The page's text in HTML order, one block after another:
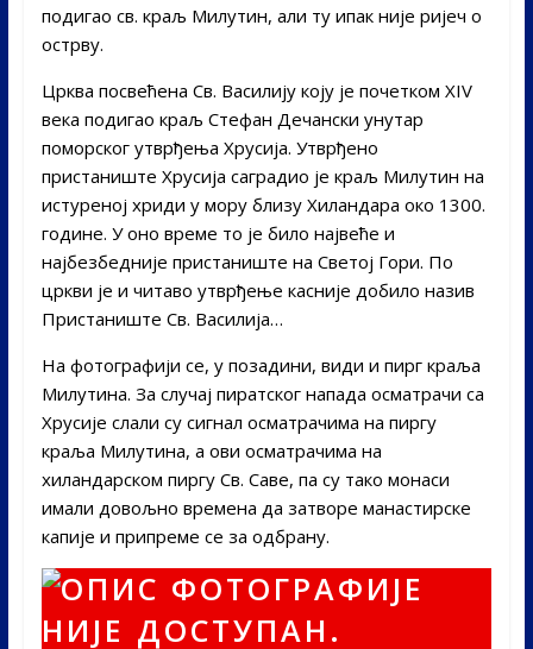
подигао св. краљ Милутин, али ту ипак није ријеч о
острву.
Црква посвећена Св. Василију коју је почетком XIV
века подигао краљ Стефан Дечански унутар
поморског утврђења Хрусија. Утврђено
пристаниште Хрусија саградио је краљ Милутин на
истуреној хриди у мору близу Хиландара око 1300.
године. У оно време то је било највеће и
најбезбедније пристаниште на Светој Гори. По
цркви је и читаво утврђење касније добило назив
Пристаниште Св. Василија…
На фотографији се, у позaдини, види и пирг краља
Милутина. За случај пиратског напада осматрачи са
Хрусије слали су сигнал осматрачима на пиргу
краља Милутина, а ови осматрачима на
хиландарском пиргу Св. Саве, па су тако монаси
имали довољно времена да затворе манастирске
капије и припреме се за одбрану.